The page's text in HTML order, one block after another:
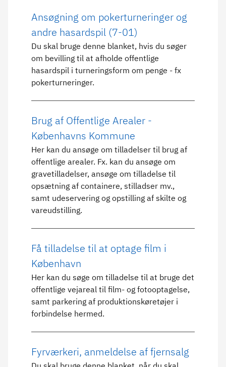
Ansøgning om pokerturneringer og
andre hasardspil (7-01)
Du skal bruge denne blanket, hvis du søger
om bevilling til at afholde offentlige
hasardspil i turneringsform om penge - fx
pokerturneringer.
Brug af Offentlige Arealer -
Københavns Kommune
Her kan du ansøge om tilladelser til brug af
offentlige arealer. Fx. kan du ansøge om
gravetilladelser, ansøge om tilladelse til
opsætning af containere, stilladser mv.,
samt udeservering og opstilling af skilte og
vareudstilling.
Få tilladelse til at optage film i
København
Her kan du søge om tilladelse til at bruge det
offentlige vejareal til film- og fotooptagelse,
samt parkering af produktionskøretøjer i
forbindelse hermed.
Fyrværkeri, anmeldelse af fjernsalg